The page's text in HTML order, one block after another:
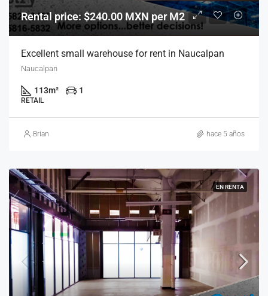
Rental price: $240.00 MXN per M2
Excellent small warehouse for rent in Naucalpan
Naucalpan
113m² 1
RETAIL
Brian hace 5 años
EN RENTA